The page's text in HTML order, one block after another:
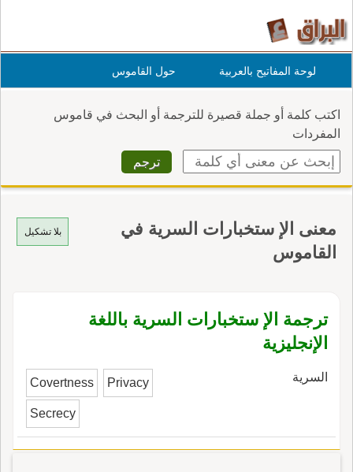
لوحة المفاتيح بالعربية حول القاموس
اكتب كلمة أو جملة قصيرة للترجمة أو البحث في قاموس
المفردات
بلا تشكيل
معنى الإ ستخبارات السرية في
القاموس
ترجمة الإ ستخبارات السرية باللغة
الإنجليزية
السرية Covertness Privacy
Secrecy